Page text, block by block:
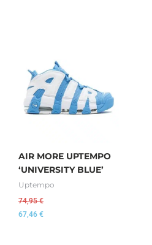
AIR MORE UPTEMPO
‘UNIVERSITY BLUE’
Uptempo
74,95€
67,46 €